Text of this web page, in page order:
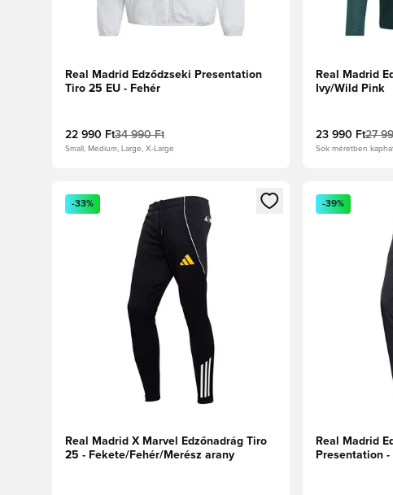
Real Madrid Edződzseki Presentation
Tiro 25 EU - Fehér
22 990 Ft34 990 Ft
Small, Medium, Large, X-Large
Real Madrid
Ivy/Wild Pink
23 990 Ft27
Sok méretben
Megnyit egy modált a bejelentkezéshez vagy a tagként
-33%
Real Madrid X Marvel Edzőnadrág Tiro
25 - Fekete/Fehér/Merész arany
Megnyit egy
-39%
Real Madrid
Presentation